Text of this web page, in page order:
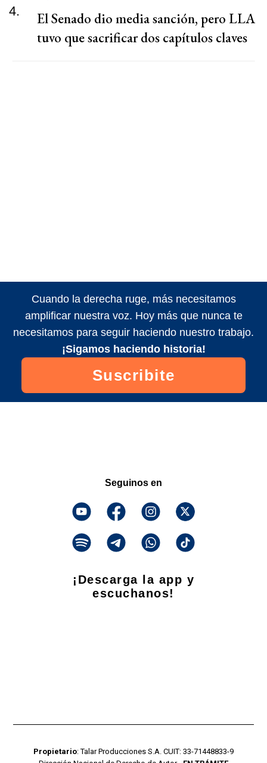
4.
El Senado dio media sanción, pero LLA
tuvo que sacrificar dos capítulos claves
Cuando la derecha ruge, más necesitamos
amplificar nuestra voz. Hoy más que nunca te
necesitamos para seguir haciendo nuestro trabajo.
¡Sigamos haciendo historia!
Suscribite
Seguinos en
¡Descarga la app y
escuchanos!
Propietario: Talar Producciones S.A. CUIT: 33-71448833-9